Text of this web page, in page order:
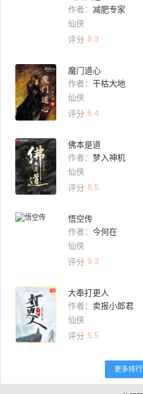
作者： 减肥专家
仙侠
评分 8.3
魔门道心
作者： 干枯大地
仙侠
评分 6.4
佛本是道
作者： 梦入神机
仙侠
评分 8.5
悟空传
作者： 今何在
仙侠
评分 9.3
大奉打更人
作者： 卖报小郎君
仙侠
评分 5.5
更多排行